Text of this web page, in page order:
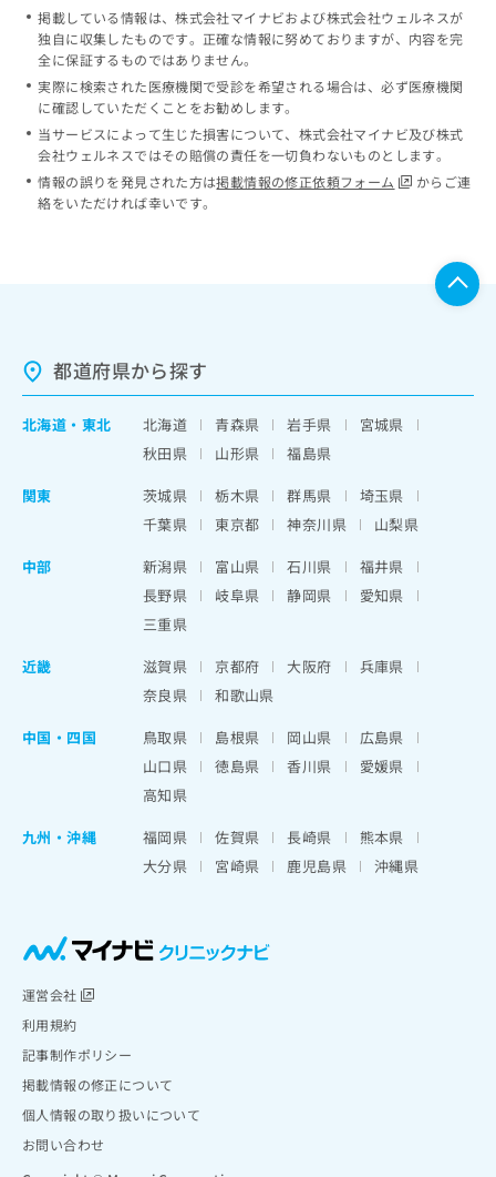
掲載している情報は、株式会社マイナビおよび株式会社ウェルネスが
独自に収集したものです。正確な情報に努めておりますが、内容を完
全に保証するものではありません。
実際に検索された医療機関で受診を希望される場合は、必ず医療機関
に確認していただくことをお勧めします。
当サービスによって生じた損害について、株式会社マイナビ及び株式
会社ウェルネスではその賠償の責任を一切負わないものとします。
情報の誤りを発見された方は掲載情報の修正依頼フォーム
からご連
絡をいただければ幸いです。
都道府県から探す
北海道 ・ 東北 北海道 青森県 岩手県
宮城県
秋田県
山形県
福島県
関東
茨城県 栃木県 群馬県
埼玉県
千葉県
東京都 神奈川県
山梨県
中部
新潟県 富山県 石川県
福井県
長野県
岐阜県 静岡県
愛知県
三重県
近畿
滋賀県 京都府 大阪府
兵庫県
奈良県
和歌山県
中国・四国
鳥取県 島根県 岡山県
広島県
山口県
徳島県 香川県
愛媛県
高知県
九州・沖縄
福岡県 佐賀県 長崎県
熊本県
大分県
宮崎県 鹿児島県 沖縄県
運営会社
利用規約
記事制作ポリシー
掲載情報の修正について
個人情報の取り扱いについて
お問い合わせ